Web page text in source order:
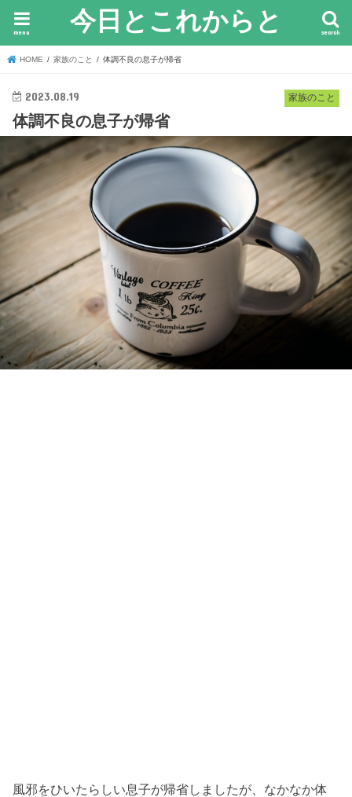
今日とこれからと search
menu
HOME 家族のこと 体調不良の息子が帰省
家族のこと
2023.08.19
体調不良の息子が帰省
風邪をひいたらしい息子が帰省しましたが、なかなか体